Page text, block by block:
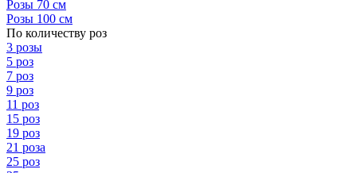
Розы 70 см
Розы 100 см
По количеству роз
3 розы
5 роз
7 роз
9 роз
11 роз
15 роз
19 роз
21 роза
25 роз